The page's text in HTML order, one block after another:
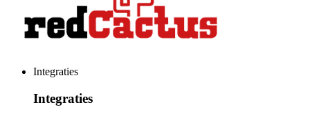
Integraties
Integraties